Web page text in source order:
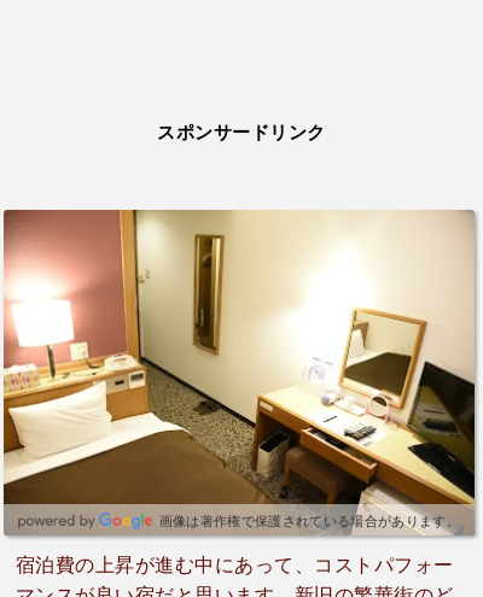
スポンサードリンク
画像は著作権で保護されている場合があります。
宿泊費の上昇が進む中にあって、コストパフォー